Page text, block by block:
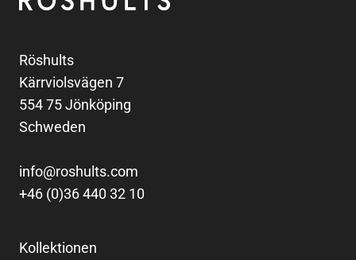
Röshults
Kärrviolsvägen 7
554 75 Jönköping
Schweden
info@roshults.com
+46 (0)36 440 32 10
Kollektionen